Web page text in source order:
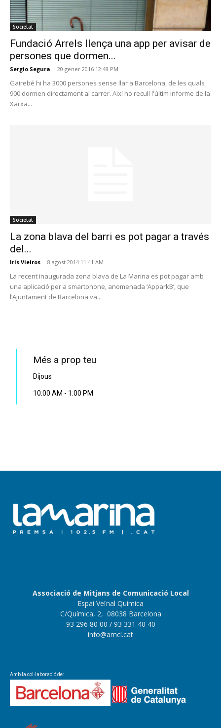
Societat
Fundació Arrels llença una app per avisar de
persones que dormen...
Sergio Segura - 20 gener 2016 12:48 PM
Gairebé hi ha 3000 persones sense llar a Barcelona, de les quals
900 dormen directament al carrer. Així ho recull l'últim informe de la
Xarxa...
Societat
La zona blava del barri es pot pagar a través
del...
Iris Vieiros - 8 agost 2014 11:41 AM
La recent inaugurada zona blava de La Marina es pot pagar amb
una aplicació per a smartphone, anomenada ‘ApparkB’, que
l’Ajuntament de Barcelona va...
Més a prop teu
Dijous
10:00 AM - 1:00 PM
Associació de Mitjans de Comunicació Local
Espai Veïnal Química
C/Química, 2, 08038 Barcelona
93 296 80 00 / 93 331 40 40
info@amcl.cat
Amb la col·laboració de: